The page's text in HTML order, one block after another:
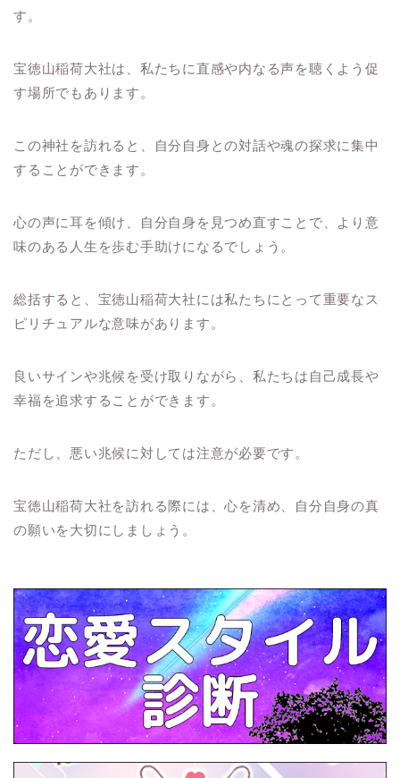
す。
宝徳山稲荷大社は、私たちに直感や内なる声を聴くよう促
す場所でもあります。
この神社を訪れると、自分自身との対話や魂の探求に集中
することができます。
心の声に耳を傾け、自分自身を見つめ直すことで、より意
味のある人生を歩む手助けになるでしょう。
総括すると、宝徳山稲荷大社には私たちにとって重要なス
ピリチュアルな意味があります。
良いサインや兆候を受け取りながら、私たちは自己成長や
幸福を追求することができます。
ただし、悪い兆候に対しては注意が必要です。
宝徳山稲荷大社を訪れる際には、心を清め、自分自身の真
の願いを大切にしましょう。